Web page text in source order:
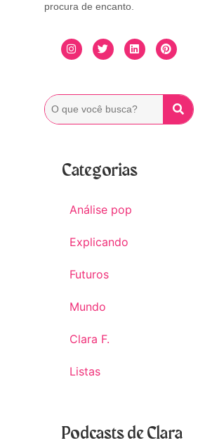
procura de encanto.
Categorias
Análise pop
Explicando
Futuros
Mundo
Clara F.
Listas
Podcasts de Clara